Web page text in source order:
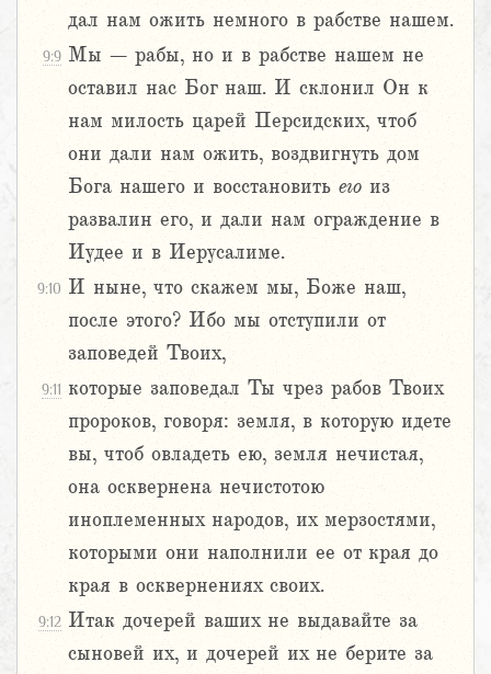
дал нам ожить немного в рабстве нашем.
9:9 Мы – рабы, но и в рабстве нашем не
оставил нас Бог наш. И склонил Он к
нам милость царей Персидских, чтоб
они дали нам ожить, воздвигнуть дом
Бога нашего и восстановить его из
развалин его, и дали нам ограждение в
Иудее и в Иерусалиме.
9:10 И ныне, что скажем мы, Боже наш,
после этого? Ибо мы отступили от
заповедей Твоих,
9:11 которые заповедал Ты чрез рабов Твоих
пророков, говоря: земля, в которую идете
вы, чтоб овладеть ею, земля нечистая,
она осквернена нечистотою
иноплеменных народов, их мерзостями,
которыми они наполнили ее от края до
края в осквернениях своих.
9:12 Итак дочерей ваших не выдавайте за
сыновей их, и дочерей их не берите за